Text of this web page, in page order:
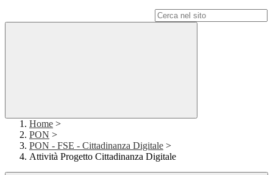
Home >
PON >
PON - FSE - Cittadinanza Digitale >
Attività Progetto Cittadinanza Digitale